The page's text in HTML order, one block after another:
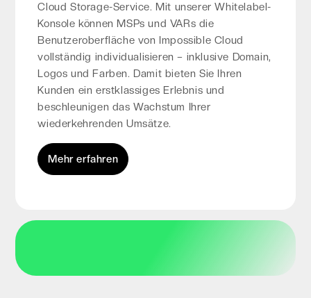
Cloud Storage-Service. Mit unserer Whitelabel-
Konsole können MSPs und VARs die
Benutzeroberfläche von Impossible Cloud
vollständig individualisieren – inklusive Domain,
Logos und Farben. Damit bieten Sie Ihren
Kunden ein erstklassiges Erlebnis und
beschleunigen das Wachstum Ihrer
wiederkehrenden Umsätze.
Mehr erfahren